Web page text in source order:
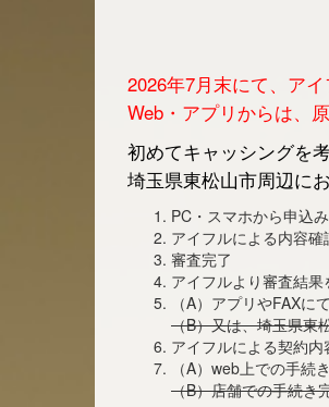
2026年7月末にて、ア
Web・アプリからは、
初めてキャッシングを
埼玉県東松山市周辺に
PC・スマホから申込み
アイフルによる内容確
審査完了
アイフルより審査結果
（A）アプリやFAX
（B）又は、埼玉県東
アイフルによる契約内
（A）web上での手
（B）店舗での手続き